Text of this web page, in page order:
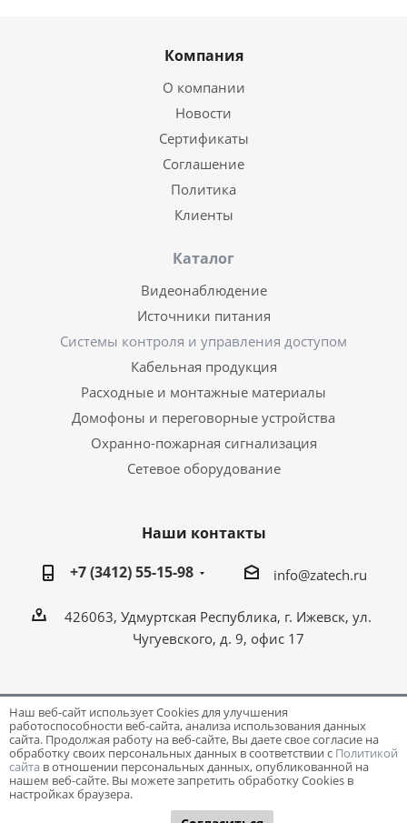
Компания
О компании
Новости
Сертификаты
Соглашение
Политика
Клиенты
Каталог
Видеонаблюдение
Источники питания
Системы контроля и управления доступом
Кабельная продукция
Расходные и монтажные материалы
Домофоны и переговорные устройства
Охранно-пожарная сигнализация
Сетевое оборудование
Наши контакты
+7 (3412) 55-15-98
info@zatech.ru
426063, Удмуртская Республика, г. Ижевск, ул.
Чугуевского, д. 9, офис 17
Разработка и поддержка сайта -Victory
Наш веб-сайт использует Cookies для улучшения
работоспособности веб-сайта, анализа использования данных
сайта. Продолжая работу на веб-сайте, Вы даете свое согласие на
обработку своих персональных данных в соответствии с Политикой
сайта в отношении персональных данных, опубликованной на
нашем веб-сайте. Вы можете запретить обработку Cookies в
настройках браузера.